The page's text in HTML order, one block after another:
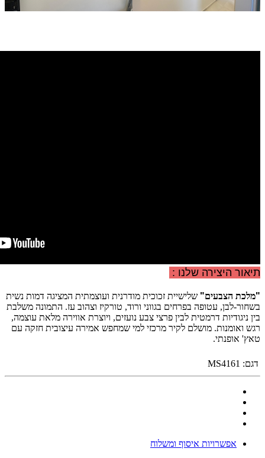
תיאור היצירה שלנו :
"מלכת הצבעים" שלישיית זכוכית מודרנית ועוצמתית המציגה דמות נשית
בשחור-לבן, עטופה בפרחים בגווני ורוד, טורקיז וצהוב עז. התמונה משלבת
בין ניגודיות דרמטית לבין פרצי צבע נועזים, ויוצרת אווירה מלאת עוצמה,
רגש ואומנות. מושלם לקיר מרכזי למי שמחפש אמירה עיצובית חזקה עם
טאץ' אופנתי.
דגם: MS4161
אפשרויות איסוף ומשלוח